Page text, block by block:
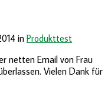
in Produkttest
netten Email von Frau
Vielen Dank für